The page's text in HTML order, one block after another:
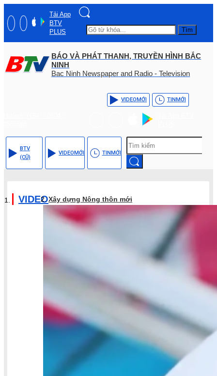
Tải App
BTV
PLUS
Tìm
BÁO VÀ PHÁT THANH, TRUYỀN HÌNH BẮC
NINH
Bac Ninh Newspaper and Radio - Television
VIDEOMỚI TINMỚI
BTV
(CŨ)
VIDEOMỚI TINMỚI
VIDEOXây dựng Nông thôn mới